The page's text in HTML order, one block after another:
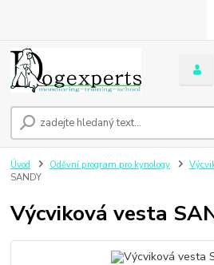
Úvod Oděvní program pro kynology
SANDY
Výcviková vesta